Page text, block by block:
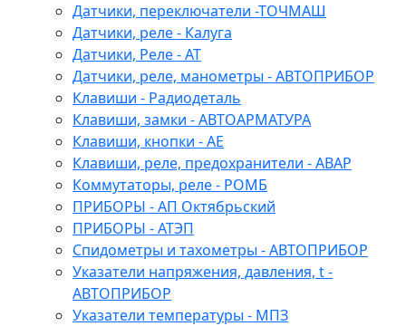
Датчики, переключатели -ТОЧМАШ
Датчики, реле - Калуга
Датчики, Реле - АТ
Датчики, реле, манометры - АВТОПРИБОР
Клавиши - Радиодеталь
Клавиши, замки - АВТОАРМАТУРА
Клавиши, кнопки - АЕ
Клавиши, реле, предохранители - АВАР
Коммутаторы, реле - РОМБ
ПРИБОРЫ - АП Октябрьский
ПРИБОРЫ - АТЭП
Спидометры и тахометры - АВТОПРИБОР
Указатели напряжения, давления, t -
АВТОПРИБОР
Указатели температуры - МПЗ